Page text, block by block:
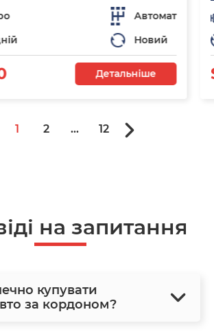
Автомат
Новий
Детальніше
1 2 ... 12
на запитання
купувати
за кордоном?